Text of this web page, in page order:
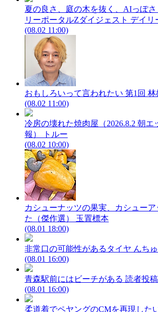
夏の良さ、庭の木を抜く、AIっぽさ
リーポータルZダイジェスト デイリ
(08.02 11:00)
おもしろいって言われたい 第1回 林
(08.02 11:00)
冷房の壊れた焼肉屋（2026.8.2 朝エ
報）
トルー
(08.02 10:00)
カシューナッツの果実、カシュー
た（傑作選）
玉置標本
(08.01 18:00)
非常口の可能性があるタイヤ んち
(08.01 16:00)
青森駅前にはビーチがある 読者投稿
(08.01 16:00)
柔道着でペヤングのCMを再現した